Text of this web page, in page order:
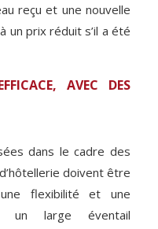
reçu et une nouvelle
un prix réduit s’il a été
AVEC DES
dans le cadre des
doivent être
flexibilité et une
un large éventail